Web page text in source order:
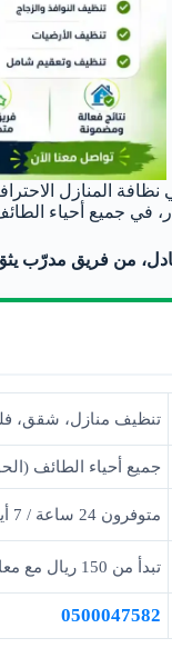
المنازل
في جميع أحياء
تنظيف منازل، شقق،
جميع أحياء الطائف
متوفرون 24 ساعة / 7 أيام في الأسبوع
تبدأ من 150 ريال مع معاينة مجانية
0500047582